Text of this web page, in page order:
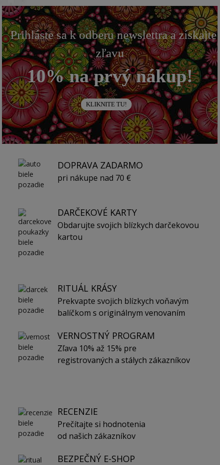
Prihláste sa k odberu newslettra a získajte
zľavu
10% na prvý nákup!
KLIKNITE TU!
DOPRAVA ZADARMO
pri nákupe nad 70 €
DARČEKOVÉ KARTY
Obdarujte svojich blízkych darčekovou
kartou
RITUÁL KRÁSY
Prekvapte svojich blízkych voňavým
balíčkom s originálnym venovaním
VERNOSTNÝ PROGRAM
Zľava 10% až 15% pre
registrovaných a stálych zákazníkov
RECENZIE
Prečítajte si hodnotenia
od našich zákazníkov
BEZPEČNÝ E-SHOP